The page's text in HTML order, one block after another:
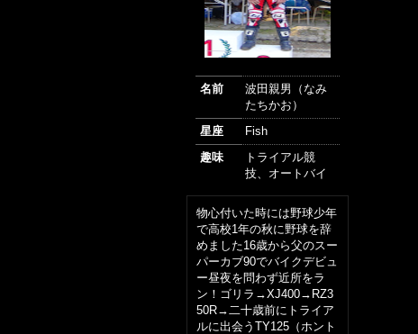
名前
波田親男（なみ
たちかお）
星座
Fish
趣味
トライアル競
技、オートバイ
物心付いた時には野球少年
で高校1年の秋に野球を辞
めました16歳から父のスー
パーカブ90でバイクデビュ
ー昼夜を問わず近所をラ
ン！ゴリラ→XJ400→RZ3
50R→二十歳前にトライア
ルに出会うTY125（ホント